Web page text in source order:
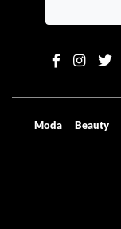
Moda Beauty